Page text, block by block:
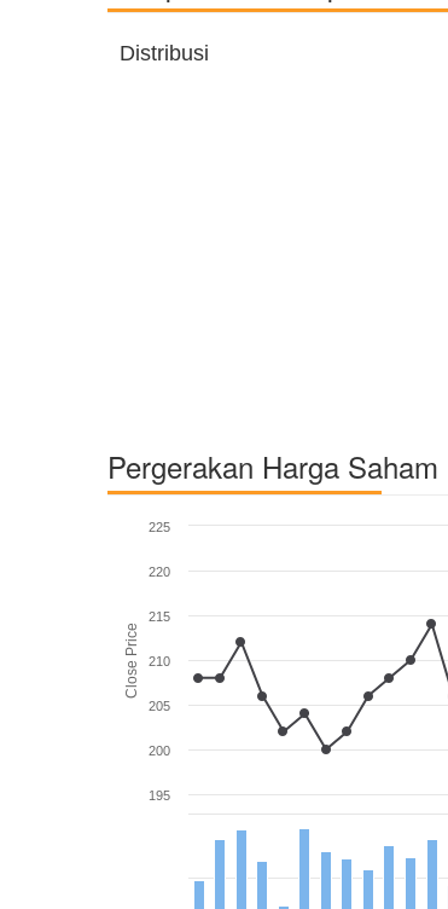
Distribusi
Pergerakan Harga Saham
Close Price
195
200
205
210
215
220
225